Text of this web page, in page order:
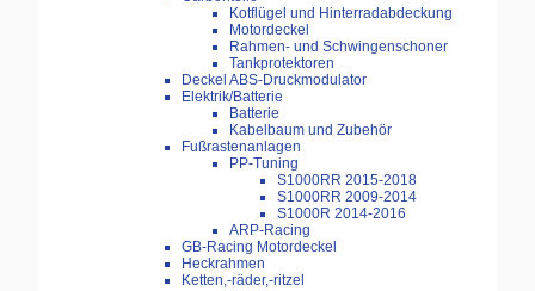
Kotflügel und Hinterradabdeckung
Motordeckel
Rahmen- und Schwingenschoner
Tankprotektoren
Deckel ABS-Druckmodulator
Elektrik/Batterie
Batterie
Kabelbaum und Zubehör
Fußrastenanlagen
PP-Tuning
S1000RR 2015-2018
S1000RR 2009-2014
S1000R 2014-2016
ARP-Racing
GB-Racing Motordeckel
Heckrahmen
Ketten,-räder,-ritzel